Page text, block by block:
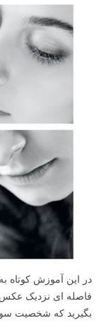
در این آموزش کوتاه به
بگیرید که شخصیت